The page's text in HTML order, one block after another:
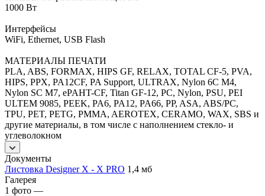
1000 Вт
Интерфейсы
WiFi, Ethernet, USB Flash
МАТЕРИАЛЫ ПЕЧАТИ
PLA, ABS, FORMAX, HIPS GF, RELAX, TOTAL CF-5, PVA,
HIPS, PPX, PA12CF, PA Support, ULTRAX, Nylon 6C M4,
Nylon SC M7, ePAHT-CF, Titan GF-12, PC, Nylon, PSU, PEI
ULTEM 9085, PEEK, PA6, PA12, PA66, PP, ASA, ABS/PC,
TPU, PET, PETG, PMMA, AEROTEX, CERAMO, WAX, SBS и
другие материалы, в том числе с наполнением стекло- и
углеволокном
Документы
Листовка Designer X - X PRO 1,4 мб
Галерея
1 фото —